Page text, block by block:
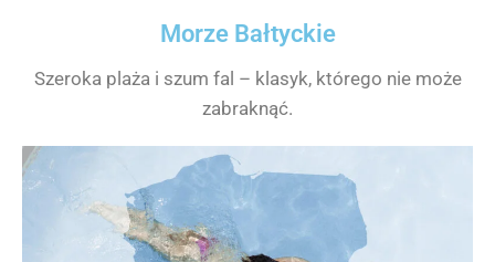
Morze Bałtyckie
Szeroka plaża i szum fal – klasyk, którego nie może
zabraknąć.